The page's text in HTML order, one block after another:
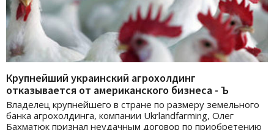
Крупнейший украинский агрохолдинг
отказывается от американского бизнеса - Ъ
Владелец крупнейшего в стране по размеру земельного
банка агрохолдинга, компании Ukrlandfarming, Олег
Бахматюк признал неудачным договор по приобретению